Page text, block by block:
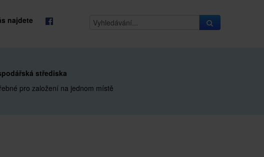
najdete
střediska
pro založení na jednom místě